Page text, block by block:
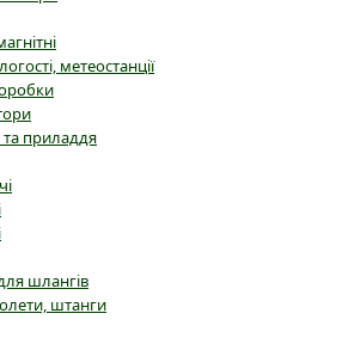
метеостанції
приладдя
шлангів
штанги